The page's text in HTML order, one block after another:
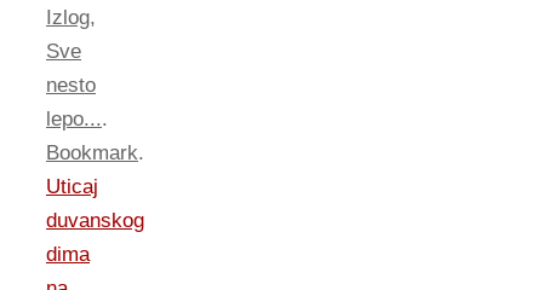
Izlog,
Sve
nesto
lepo....
Bookmark.
Uticaj
duvanskog
dima